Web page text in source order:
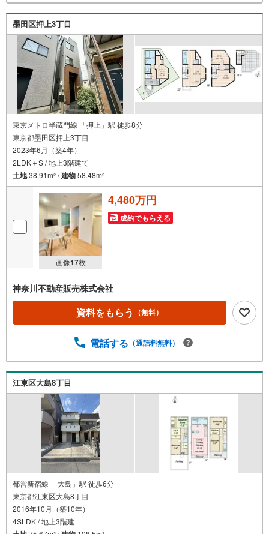
も大歓迎です！年間8000棟以上の限定物件を発表している
オープンハウスだから出会える物件が多数ございます。ぜ
ひお気軽にご連絡・ご相談ください！※限定物件:当社の
み、もしくは当社を含めた数社でのみご紹介可能なオープ
ンハウス・ディベロップメントの物件
墨田区押上3丁目
東京メトロ半蔵門線 「押上」駅 徒歩8分
東京都墨田区押上3丁目
2023年6月（築4年）
2LDK＋S / 地上3階建て
土地38.91m2 /建物58.48m2
画像17枚
4,480万円
成約でもらえる
神奈川不動産販売株式会社
資料をもらう （無料）
電話する （通話料無料）
江東区大島8丁目
都営新宿線 「大島」駅 徒歩6分
東京都江東区大島8丁目
2016年10月（築10年）
4SLDK / 地上3階建